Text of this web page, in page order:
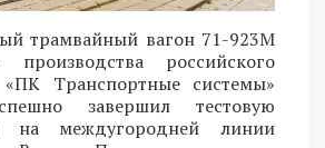
трамвайный вагон 71-923М
производства российского
«ПК Транспортные системы»
завершил тестовую
на междугородней линии